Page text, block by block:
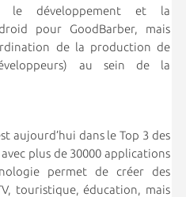
le développement et la
pour GoodBarber, mais
de la production de
au sein de la
aujourd’hui dans le Top 3 des
plus de 30000 applications
permet de créer des
touristique, éducation, mais